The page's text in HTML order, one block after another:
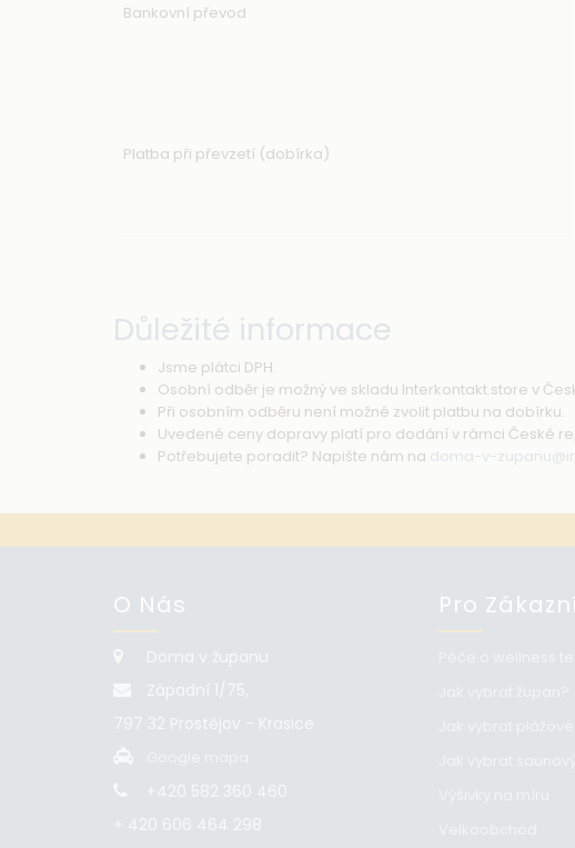
Bankovní převod
Platba při převzetí (dobírka)
Důležité informace
Jsme plátci DPH.
Osobní odběr je možný ve skladu Interkontakt.store v
Při osobním odběru není možné zvolit platbu na dobírku.
Uvedené ceny dopravy platí pro dodání v rámci České
Potřebujete poradit? Napište nám na doma-v-
O Nás
Doma v županu
Západní 1/75,
797 32 Prostějov - Krasice
+420 582 360 460
+ 420 606 464 298
Pro